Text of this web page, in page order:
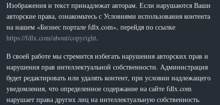
Изображения и текст принадлежат авторам. Если нарушаются Ваши
авторские права, ознакомьтесь с Условиями использования контента
на нашем «Бизнес портале fdlx.com», перейдя по ссылке
https://fdlx.com/about/copyright.
В своей работе мы стремится избегать нарушения авторских прав и
нарушения прав интеллектуальной собственности. Администрация
будет редактировать или удалять контент, при условии надлежащего
уведомления, что определенное содержание на сайте fdlx.com
нарушает права других лиц на интеллектуальную собственность.